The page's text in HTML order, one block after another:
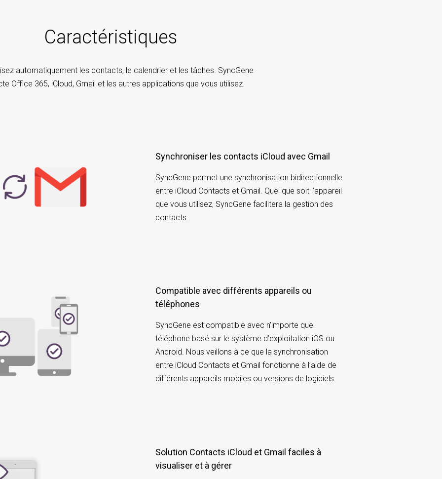
Caractéristiques
automatiquement les contacts, le calendrier et les tâches. SyncGene
Office 365, iCloud, Gmail et les autres applications que vous utilisez.
Synchroniser les contacts iCloud avec Gmail
SyncGene permet une synchronisation bidirectionnelle
entre iCloud Contacts et Gmail. Quel que soit l’appareil
que vous utilisez, SyncGene facilitera la gestion des
contacts.
Compatible avec différents appareils ou
téléphones
SyncGene est compatible avec n’importe quel
téléphone basé sur le système d’exploitation iOS ou
Android. Nous veillons à ce que la synchronisation
entre iCloud Contacts et Gmail fonctionne à l’aide de
différents appareils mobiles ou versions de logiciels.
Solution Contacts iCloud et Gmail faciles à
visualiser et à gérer